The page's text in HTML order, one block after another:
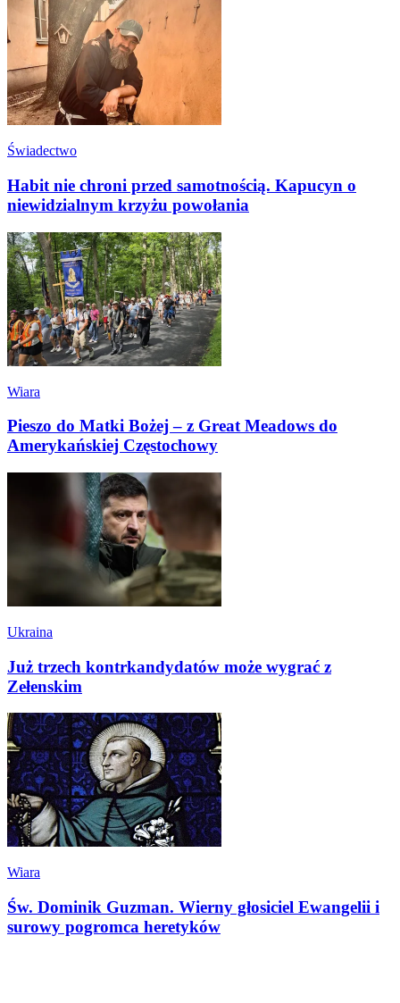
Świadectwo
Habit nie chroni przed samotnością. Kapucyn o
niewidzialnym krzyżu powołania
Wiara
Pieszo do Matki Bożej – z Great Meadows do
Amerykańskiej Częstochowy
Ukraina
Już trzech kontrkandydatów może wygrać z
Zełenskim
Wiara
Św. Dominik Guzman. Wierny głosiciel Ewangelii i
surowy pogromca heretyków